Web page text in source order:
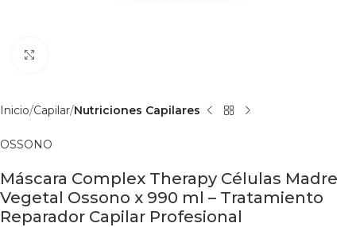
Inicio Capilar Nutriciones Capilares
OSSONO
Máscara Complex Therapy Células Madre
Vegetal Ossono x 990 ml – Tratamiento
Reparador Capilar Profesional